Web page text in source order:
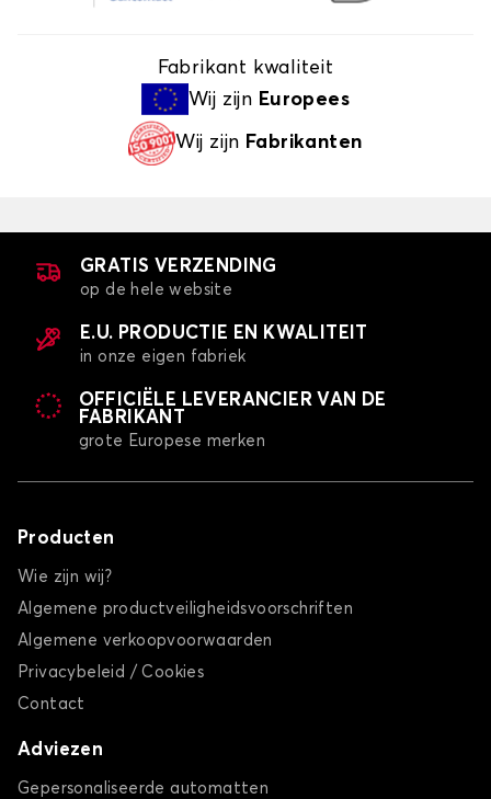
Fabrikant kwaliteit
Wij zijn Europees
Wij zijn Fabrikanten
GRATIS VERZENDING
op de hele website
E.U. PRODUCTIE EN KWALITEIT
in onze eigen fabriek
OFFICIËLE LEVERANCIER VAN DE
FABRIKANT
grote Europese merken
Producten
Wie zijn wij?
Algemene productveiligheidsvoorschriften
Algemene verkoopvoorwaarden
Privacybeleid / Cookies
Contact
Adviezen
Gepersonaliseerde automatten